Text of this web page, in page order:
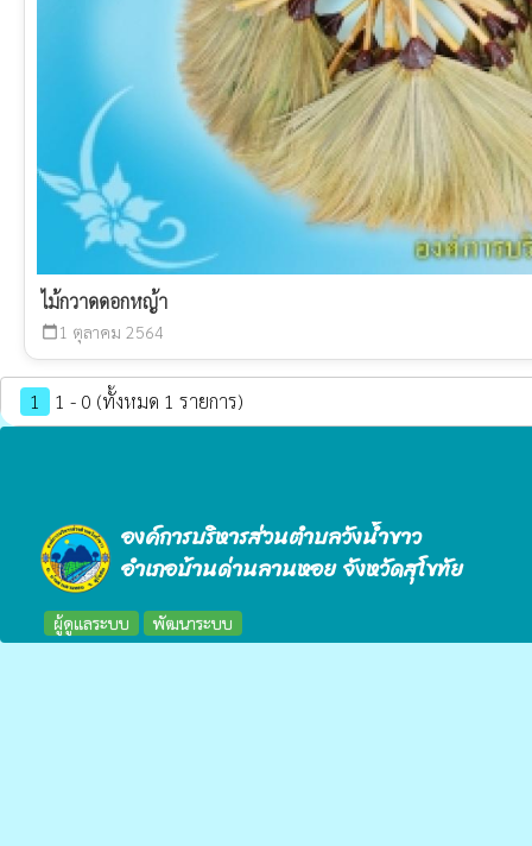
ไม้กวาดดอกหญ้า
calendar_today 1 ตุลาคม 2564
1 1 - 0 (ทั้งหมด 1 รายการ)
องค์การบริหารส่วนตำบลวังน้ำขาว
อำเภอบ้านด่านลานหอย จังหวัดสุโขทัย
ผู้ดูแลระบบ พัฒนาระบบ